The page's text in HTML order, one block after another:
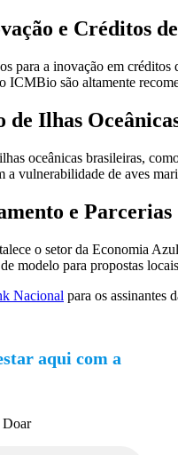
e Créditos
para a inovação em créditos
ICMBio são altamente
de Ilhas
oceânicas brasileiras,
a vulnerabilidade de aves
e Parcerias
o setor da Economia
modelo para propostas
Nacional para os assinantes
aqui com a